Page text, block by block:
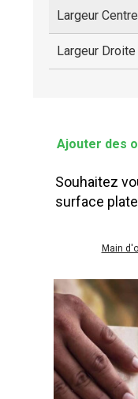
Largeur Centre
Largeur Droite
Ajouter des
Souhaitez
surface
Main